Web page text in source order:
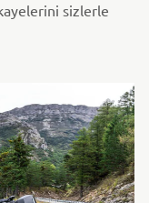
sizlerle